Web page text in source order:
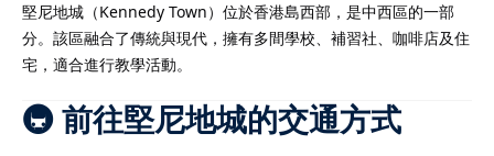
堅尼地城（Kennedy Town）位於香港島西部，是中西區的一部
分。該區融合了傳統與現代，擁有多間學校、補習社、咖啡店及住
宅，適合進行教學活動。​
🚇 前往堅尼地城的交通方式